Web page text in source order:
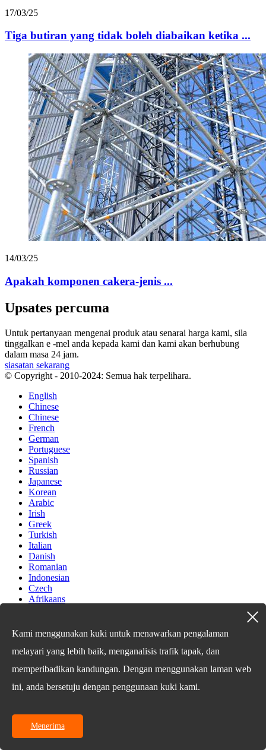
17/03/25
Tiga butiran yang tidak boleh diabaikan ketika ...
14/03/25
Apakah komponen cakera-jenis ...
Upsates percuma
Untuk pertanyaan mengenai produk atau senarai harga kami, sila
tinggalkan e -mel anda kepada kami dan kami akan berhubung
dalam masa 24 jam.
siasatan sekarang
© Copyright - 2010-2024: Semua hak terpelihara.
English
Chinese
Chinese
French
German
Portuguese
Spanish
Russian
Japanese
Korean
Arabic
Irish
Greek
Turkish
Italian
Danish
Romanian
Indonesian
Czech
Afrikaans
Basque
Catalan
Esperanto
Lao
Albanian
Azerbaijani
Belarusian
Bengali
Kami menggunakan kuki untuk menawarkan pengalaman
melayari yang lebih baik, menganalisis trafik tapak, dan
memperibadikan kandungan. Dengan menggunakan laman web
ini, anda bersetuju dengan penggunaan kuki kami.
Menerima